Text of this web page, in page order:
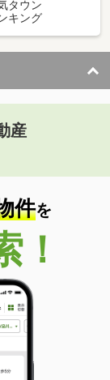
タウン
キング
産
件を
！